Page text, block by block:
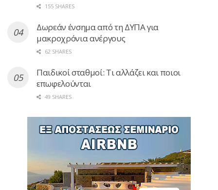
155 SHARES
Δωρεάν ένσημα από τη ΔΥΠΑ για
μακροχρόνια ανέργους
62 SHARES
Παιδικοί σταθμοί: Τι αλλάζει και ποιοι
επωφελούνται
49 SHARES